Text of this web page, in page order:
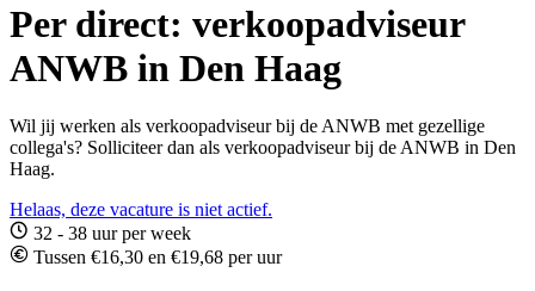
Per direct: verkoopadviseur
ANWB in Den Haag
Wil jij werken als verkoopadviseur bij de ANWB met gezellige
collega's? Solliciteer dan als verkoopadviseur bij de ANWB in Den
Haag.
Helaas, deze vacature is niet actief.
32 - 38 uur per week
Tussen €16,30 en €19,68 per uur